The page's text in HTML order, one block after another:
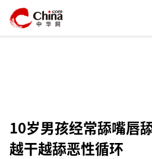
10岁男孩经常舔嘴唇
越干越舔恶性循环